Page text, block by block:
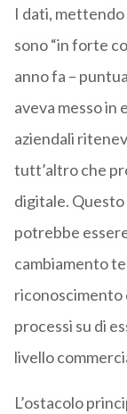
I dati,
sono “in forte
anno fa –
aveva messo in
aziendali
tutt’altro che
digitale.
potrebbe
cambiamento
riconoscimento
processi su di
livello
L’ostacolo